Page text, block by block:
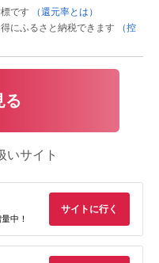
です
（還元率とは）
にふるさと納税できます
（控
る
いサイト
中！
サイトに行く